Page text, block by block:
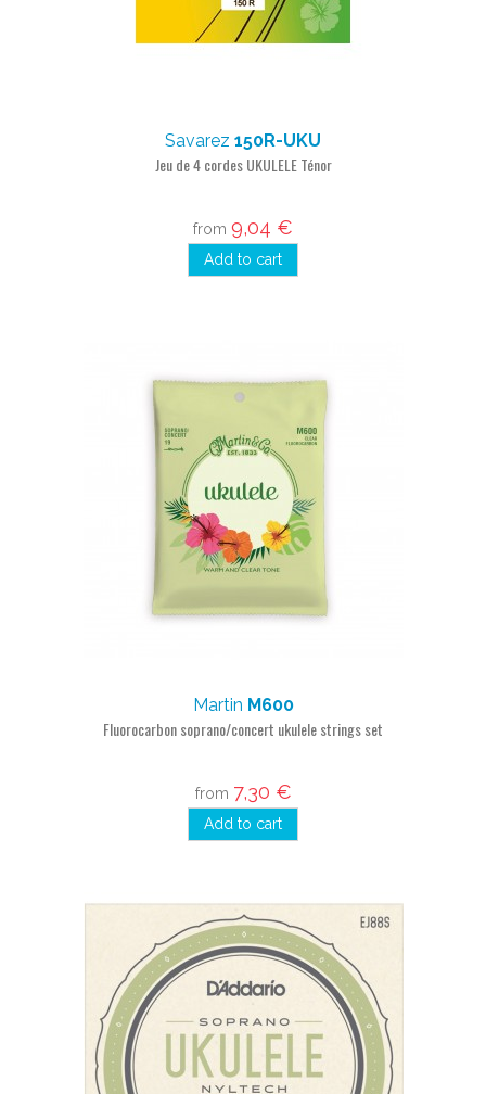
Savarez 150R-UKU
Jeu de 4 cordes UKULELE Ténor
from 9,04 €
Add to cart
Martin M600
Fluorocarbon soprano/concert ukulele strings set
from 7,30 €
Add to cart